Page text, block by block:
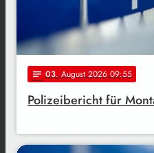
notes 03. August 2026 09:55
Polizeibericht für